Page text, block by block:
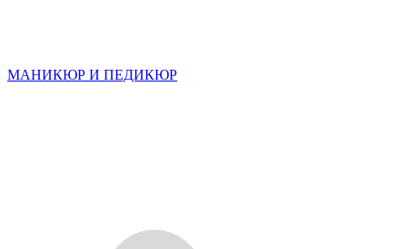
МАНИКЮР И ПЕДИКЮР